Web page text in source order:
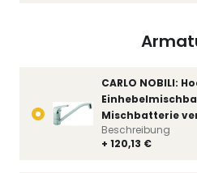
CARLO NOBILI:
Mischbatterie
+ 120,13 €
Beschreibung